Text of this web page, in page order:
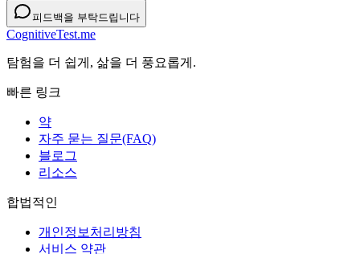
피드백을 부탁드립니다
CognitiveTest.me
탐험을 더 쉽게, 삶을 더 풍요롭게.
빠른 링크
약
자주 묻는 질문(FAQ)
블로그
리소스
합법적인
개인정보처리방침
서비스 약관